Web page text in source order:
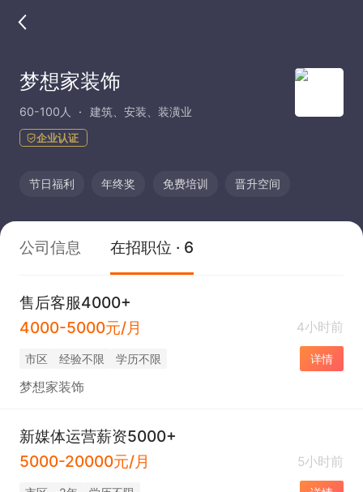
梦想家装饰
60-100人 建筑、安装、装潢业
企业认证
节日福利 年终奖 免费培训 晋升空间
公司信息 在招职位 · 6
售后客服4000+
4000-5000元/月
4小时前
市区 经验不限 学历不限 详情
梦想家装饰
新媒体运营薪资5000+
5000-20000元/月
5小时前